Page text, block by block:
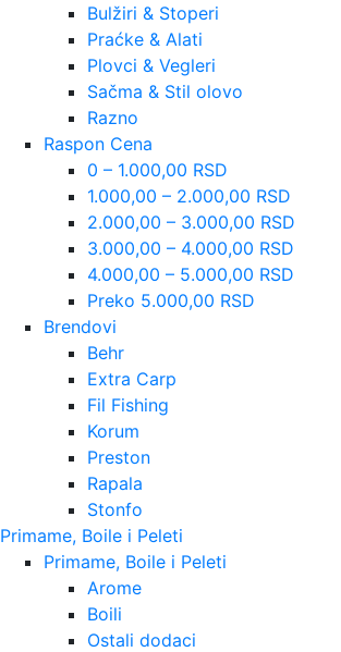
Bulžiri & Stoperi
Praćke & Alati
Plovci & Vegleri
Sačma & Stil olovo
Razno
Raspon Cena
0 – 1.000,00 RSD
1.000,00 – 2.000,00 RSD
2.000,00 – 3.000,00 RSD
3.000,00 – 4.000,00 RSD
4.000,00 – 5.000,00 RSD
Preko 5.000,00 RSD
Brendovi
Behr
Extra Carp
Fil Fishing
Korum
Preston
Rapala
Stonfo
Primame, Boile i Peleti
Primame, Boile i Peleti
Arome
Boili
Ostali dodaci